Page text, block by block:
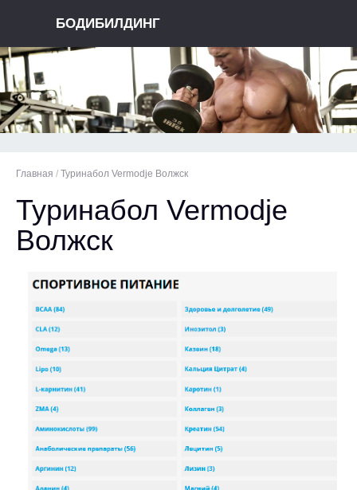
БОДИБИЛДИНГ
Главная / Туринабол Vermodje Волжск
Туринабол Vermodje
Волжск